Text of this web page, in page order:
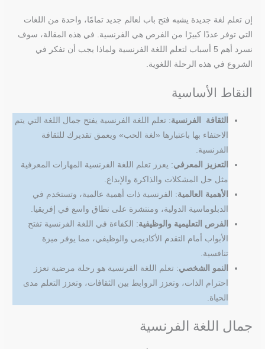
إن تعلم لغة جديدة يشبه فتح باب لعالم جديد تمامًا، واحدة من اللغات
التي توفر عددًا كبيرًا من الفرص هي الفرنسية. في هذه المقالة، سوف
نسرد أهم 5 أسباب لتعلم اللغة الفرنسية ولماذا يجب أن تفكر في
الشروع في هذه الرحلة اللغوية.
النقاط الأساسية
الثقافة الفرنسية: تعلم اللغة الفرنسية يفتح جمال اللغة التي يتم
الاحتفاء بها باعتبارها «لغة الحب» ويعمق تقديرك للثقافة
الفرنسية.
التعزيز المعرفي: يعزز تعلم اللغة الفرنسية المهارات المعرفية
مثل حل المشكلات والذاكرة والإبداع.
الأهمية العالمية: الفرنسية ذات أهمية عالمية، وتستخدم في
الدبلوماسية الدولية، ومنتشرة على نطاق واسع في إفريقيا.
الفرص التعليمية والوظيفية: الكفاءة في اللغة الفرنسية تفتح
الأبواب أمام التقدم الأكاديمي والوظيفي، مما يوفر ميزة
تنافسية.
النمو الشخصي: تعلم اللغة الفرنسية هو رحلة مرضية تعزز
احترام الذات، وتعزز الروابط بين الثقافات، وتعزز التعلم مدى
الحياة.
جمال اللغة الفرنسية